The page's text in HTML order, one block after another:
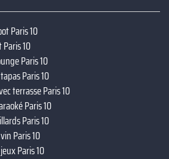
Paris 10
10
Paris 10
Paris 10
terrasse Paris 10
Paris 10
Paris 10
Paris 10
Paris 10